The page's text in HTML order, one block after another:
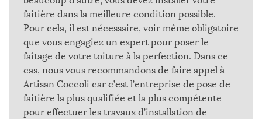
faitière dans la meilleure condition possible.
Pour cela, il est nécessaire, voir même obligatoire
que vous engagiez un expert pour poser le
faîtage de votre toiture à la perfection. Dans ce
cas, nous vous recommandons de faire appel à
Artisan Coccoli car c’est l’entreprise de pose de
faitière la plus qualifiée et la plus compétente
pour effectuer les travaux d’installation de